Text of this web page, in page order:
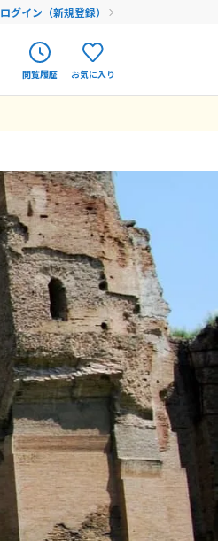
ログイン（新規登録）
閲覧履歴 お気に入り